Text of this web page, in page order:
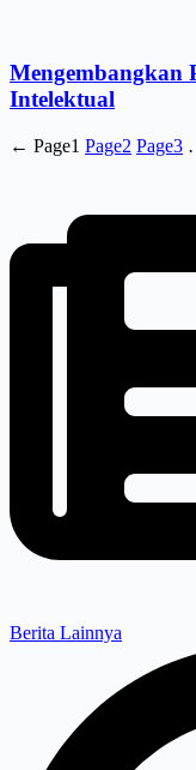
Mengembangkan
Intelektual
← Page1 Page2 Page3
Berita Lainnya